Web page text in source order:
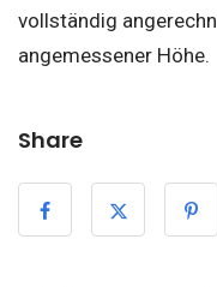
vollständig
angemessener Höhe.
Share